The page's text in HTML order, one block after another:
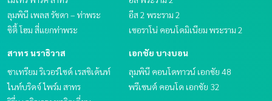
ลุมพินี เพลส รัชดา – ท่าพระ
ซิตี้ โฮม สี่แยกท่าพระ
อีส 2 พระราม 2
เซอราโน่ คอนโดมิเนียม พระราม 2
สาทร นราธิวาส
ชาเทรียม ริเวอร์ไซด์ เรสซิเด้นท์
ไนท์บริดจ์ ไพร์ม สาทร
เอกชัย บางบอน
ลุมพินี คอนโดทาวน์ เอกชัย 48
พรีเซนต์ คอนโด เอกชัย 32